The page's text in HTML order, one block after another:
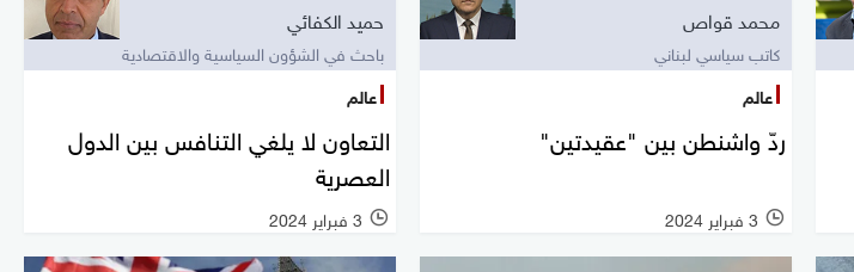
محمد قواص
كاتب سياسي لبناني
عالم
ردّ واشنطن بين "عقيدتين"
3 فبراير 2024
حميد الكفائي
باحث في الشؤون السياسية والاقتصادية
عالم
التعاون لا يلغي التنافس بين الدول
العصرية
3 فبراير 2024